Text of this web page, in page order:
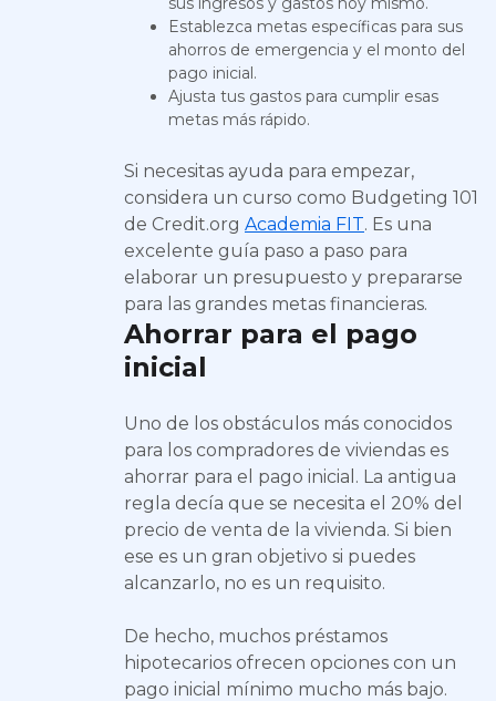
Establezca metas específicas para sus
ahorros de emergencia y el monto del
pago inicial.
Ajusta tus gastos para cumplir esas
metas más rápido.
Si necesitas ayuda para empezar,
considera un curso como Budgeting 101
de Credit.org Academia FIT. Es una
excelente guía paso a paso para
elaborar un presupuesto y prepararse
para las grandes metas financieras.
Ahorrar para el pago
inicial
Uno de los obstáculos más conocidos
para los compradores de viviendas es
ahorrar para el pago inicial. La antigua
regla decía que se necesita el 20% del
precio de venta de la vivienda. Si bien
ese es un gran objetivo si puedes
alcanzarlo, no es un requisito.
De hecho, muchos préstamos
hipotecarios ofrecen opciones con un
pago inicial mínimo mucho más bajo.